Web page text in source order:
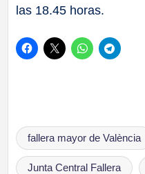
las 18.45 horas.
Etiquetas:
fallera mayor de València
Junta Central Fallera